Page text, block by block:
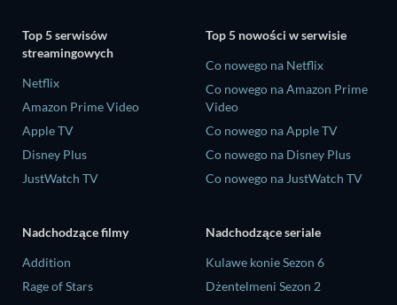
Top 5 serwisów
streamingowych
Netflix
Amazon Prime Video
Apple TV
Disney Plus
JustWatch TV
Top 5 nowości w serwisie
Co nowego na Netflix
Co nowego na Amazon Prime
Video
Co nowego na Apple TV
Co nowego na Disney Plus
Co nowego na JustWatch TV
Nadchodzące filmy
Addition
Rage of Stars
Nadchodzące seriale
Kulawe konie Sezon 6
Dżentelmeni Sezon 2